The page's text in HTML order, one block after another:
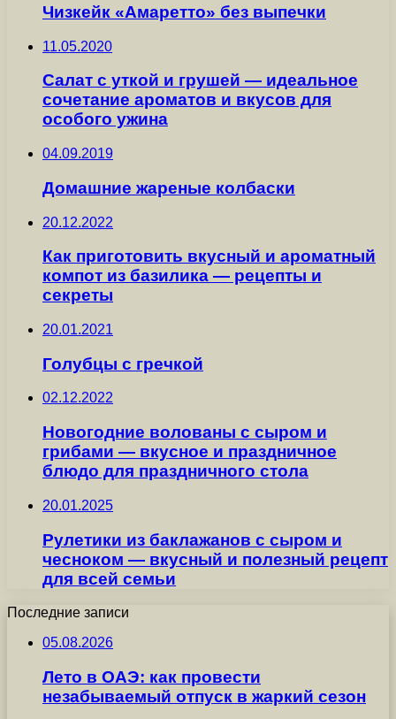
Чизкейк «Амаретто» без выпечки
11.05.2020
Салат с уткой и грушей — идеальное
сочетание ароматов и вкусов для
особого ужина
04.09.2019
Домашние жареные колбаски
20.12.2022
Как приготовить вкусный и ароматный
компот из базилика — рецепты и
секреты
20.01.2021
Голубцы с гречкой
02.12.2022
Новогодние волованы с сыром и
грибами — вкусное и праздничное
блюдо для праздничного стола
20.01.2025
Рулетики из баклажанов с сыром и
чесноком — вкусный и полезный рецепт
для всей семьи
Последние записи
05.08.2026
Лето в ОАЭ: как провести
незабываемый отпуск в жаркий сезон